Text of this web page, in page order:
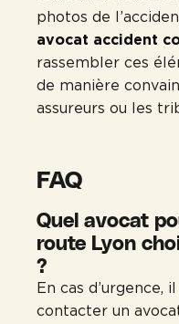
photos de
avocat accident
rassembler ces
de manière
assureurs ou les
FAQ
Quel avocat
route Lyon
?
En cas d’urgence,
contacter un